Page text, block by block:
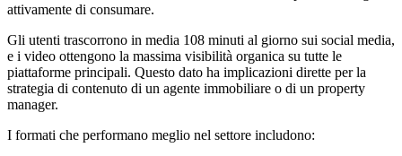
attivamente di consumare.
Gli utenti trascorrono in media 108 minuti al giorno sui social media,
e i video ottengono la massima visibilità organica su tutte le
piattaforme principali. Questo dato ha implicazioni dirette per la
strategia di contenuto di un agente immobiliare o di un property
manager.
I formati che performano meglio nel settore includono: